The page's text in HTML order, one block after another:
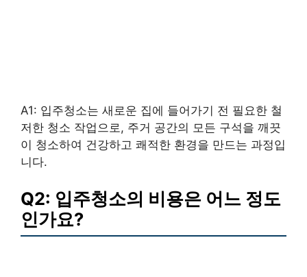
A1: 입주청소는 새로운 집에 들어가기 전 필요한 철
저한 청소 작업으로, 주거 공간의 모든 구석을 깨끗
이 청소하여 건강하고 쾌적한 환경을 만드는 과정입
니다.
Q2: 입주청소의 비용은 어느 정도
인가요?